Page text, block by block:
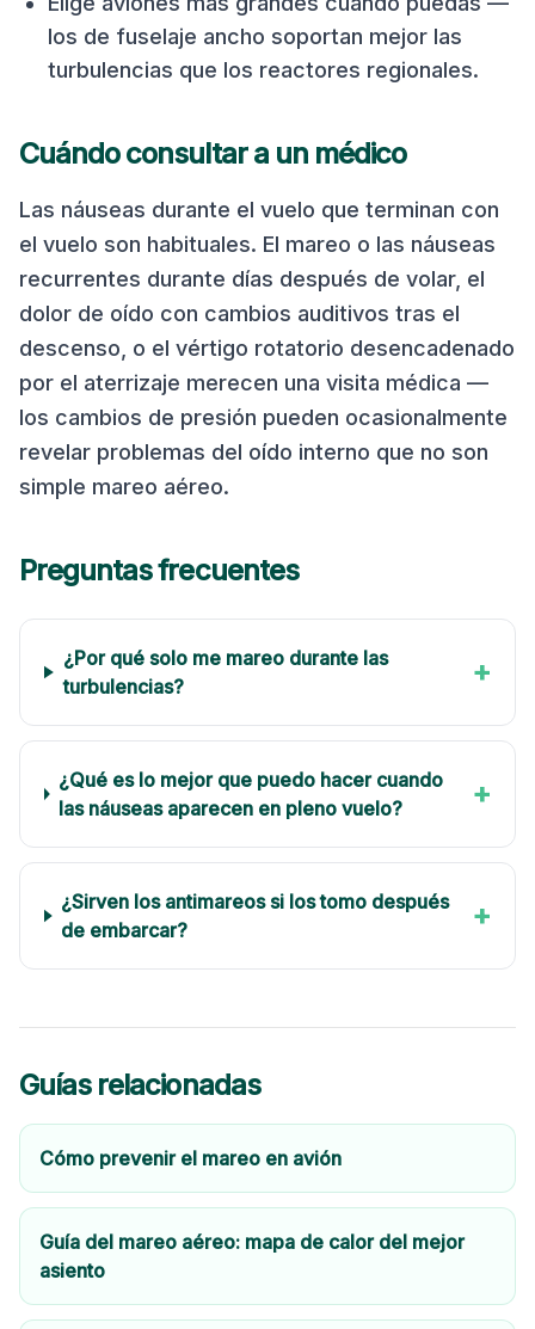
los de fuselaje ancho soportan mejor las
turbulencias que los reactores regionales.
Cuándo consultar a un médico
Las náuseas durante el vuelo que terminan con
el vuelo son habituales. El mareo o las náuseas
recurrentes durante días después de volar, el
dolor de oído con cambios auditivos tras el
descenso, o el vértigo rotatorio desencadenado
por el aterrizaje merecen una visita médica —
los cambios de presión pueden ocasionalmente
revelar problemas del oído interno que no son
simple mareo aéreo.
Preguntas frecuentes
¿Por qué solo me mareo durante las
turbulencias?
+
¿Qué es lo mejor que puedo hacer cuando
las náuseas aparecen en pleno vuelo?
+
¿Sirven los antimareos si los tomo después
de embarcar?
+
Guías relacionadas
Cómo prevenir el mareo en avión
Guía del mareo aéreo: mapa de calor del mejor
asiento